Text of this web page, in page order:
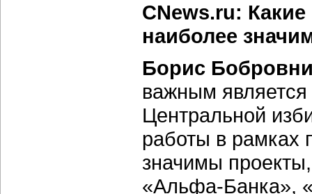
CNews.ru:
наиболее
Борис
важным
Центральной
работы в рамках
значимы
«Альфа-Банка»,